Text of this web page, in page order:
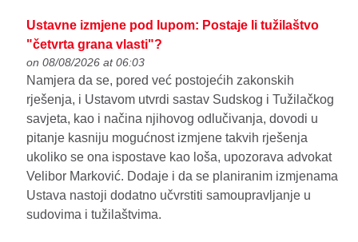
Ustavne izmjene pod lupom: Postaje li tužilaštvo
"četvrta grana vlasti"?
on 08/08/2026 at 06:03
Namjera da se, pored već postojećih zakonskih
rješenja, i Ustavom utvrdi sastav Sudskog i Tužilačkog
savjeta, kao i načina njihovog odlučivanja, dovodi u
pitanje kasniju mogućnost izmjene takvih rješenja
ukoliko se ona ispostave kao loša, upozorava advokat
Velibor Marković. Dodaje i da se planiranim izmjenama
Ustava nastoji dodatno učvrstiti samoupravljanje u
sudovima i tužilaštvima.